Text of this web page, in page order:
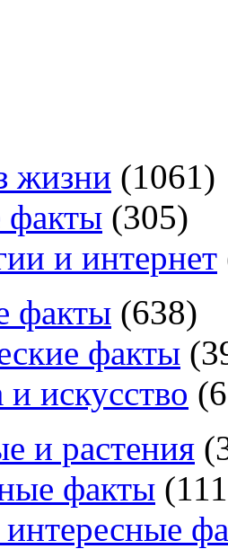
жизни (1061)
факты (305)
и интернет
факты (638)
факты (
и искусство (
и растения (
факты (111
интересные